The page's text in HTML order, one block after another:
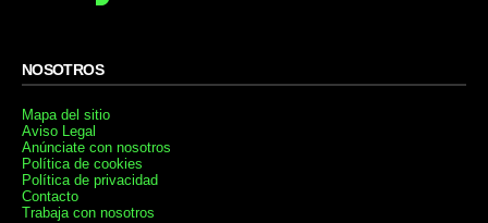
NOSOTROS
Mapa del sitio
Aviso Legal
Anúnciate con nosotros
Política de cookies
Política de privacidad
Contacto
Trabaja con nosotros